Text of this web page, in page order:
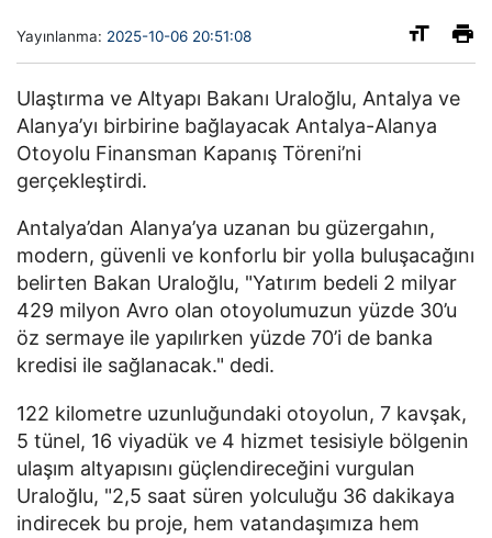
Yayınlanma: 2025-10-06 20:51:08
Ulaştırma ve Altyapı Bakanı Uraloğlu, Antalya ve
Alanya’yı birbirine bağlayacak Antalya-Alanya
Otoyolu Finansman Kapanış Töreni’ni
gerçekleştirdi.
Antalya’dan Alanya’ya uzanan bu güzergahın,
modern, güvenli ve konforlu bir yolla buluşacağını
belirten Bakan Uraloğlu, "Yatırım bedeli 2 milyar
429 milyon Avro olan otoyolumuzun yüzde 30’u
öz sermaye ile yapılırken yüzde 70’i de banka
kredisi ile sağlanacak." dedi.
122 kilometre uzunluğundaki otoyolun, 7 kavşak,
5 tünel, 16 viyadük ve 4 hizmet tesisiyle bölgenin
ulaşım altyapısını güçlendireceğini vurgulan
Uraloğlu, "2,5 saat süren yolculuğu 36 dakikaya
indirecek bu proje, hem vatandaşımıza hem